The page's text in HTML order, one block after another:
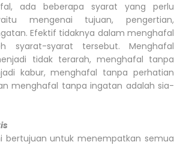
ada beberapa syarat yang perlu
mengenai tujuan, pengertian,
Efektif tidaknya dalam menghafal
syarat-syarat tersebut. Menghafal
tidak terarah, menghafal tanpa
kabur, menghafal tanpa perhatian
menghafal tanpa ingatan adalah sia-
bertujuan untuk menempatkan semua